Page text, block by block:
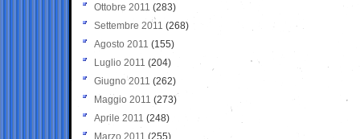
Ottobre 2011 (283)
Settembre 2011 (268)
Agosto 2011 (155)
Luglio 2011 (204)
Giugno 2011 (262)
Maggio 2011 (273)
Aprile 2011 (248)
Marzo 2011 (255)